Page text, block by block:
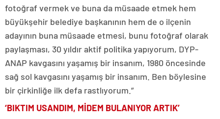
fotoğraf vermek ve buna da müsaade etmek hem
büyükşehir belediye başkanının hem de o ilçenin
adayının buna müsaade etmesi, bunu fotoğraf olarak
paylaşması, 30 yıldır aktif politika yapıyorum, DYP-
ANAP kavgasını yaşamış bir insanım, 1980 öncesinde
sağ sol kavgasını yaşamış bir insanım. Ben böylesine
bir çirkinliğe ilk defa rastlıyorum.”
‘BIKTIM USANDIM, MİDEM BULANIYOR ARTIK’